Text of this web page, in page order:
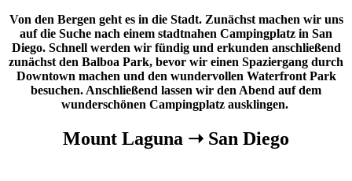
Von den Bergen geht es in die Stadt. Zunächst machen wir uns
auf die Suche nach einem stadtnahen Campingplatz in San
Diego. Schnell werden wir fündig und erkunden anschließend
zunächst den Balboa Park, bevor wir einen Spaziergang durch
Downtown machen und den wundervollen Waterfront Park
besuchen. Anschließend lassen wir den Abend auf dem
wunderschönen Campingplatz ausklingen.
Mount Laguna ➝ San Diego